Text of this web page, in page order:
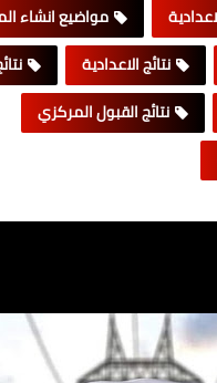
مواضيع انشاء
نتائج الاعدادية
نتائج القبول المركزي